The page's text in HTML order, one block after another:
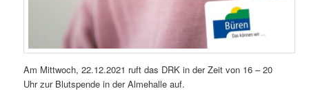
Am Mittwoch, 22.12.2021 ruft das DRK in der Zeit von 16 – 20
Uhr zur Blutspende in der Almehalle auf.